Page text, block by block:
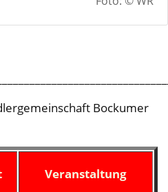
Bockumer
Veranstaltung